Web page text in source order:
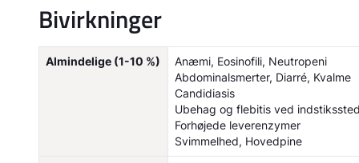
Bivirkninger
Almindelige (1-10 %)
Anæmi, Eosinofili, Neutropeni
Abdominalsmerter, Diarré, Kvalme
Candidiasis
Ubehag og flebitis ved
Forhøjede leverenzymer
Svimmelhed, Hovedpine